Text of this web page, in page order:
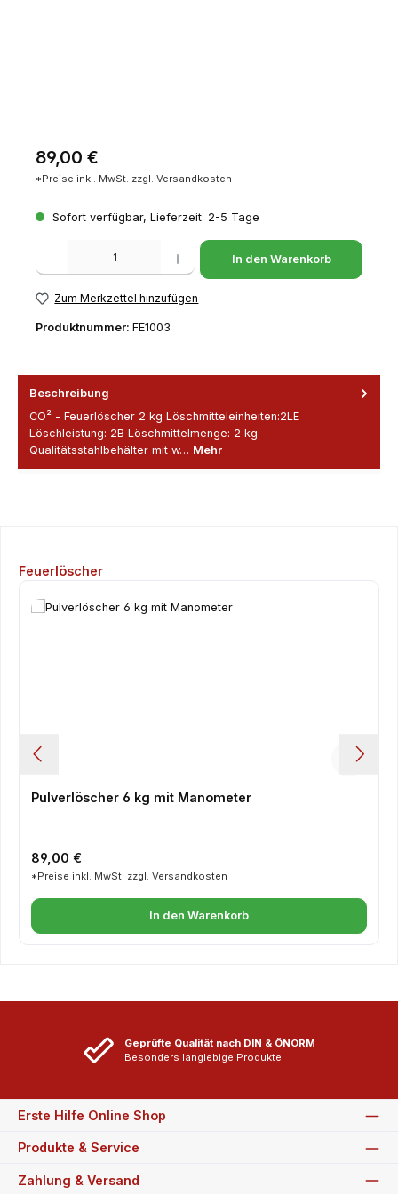
Regulärer Preis:
89,00 €
*Preise inkl. MwSt. zzgl. Versandkosten
Sofort verfügbar, Lieferzeit: 2-5 Tage
Produkt Anzahl: Gib den gewünschten Wert ein oder benutze die
In den Warenkorb
Zum Merkzettel hinzufügen
Produktnummer: FE1003
Beschreibung
CO² - Feuerlöscher 2 kg Löschmitteleinheiten:2LE
Löschleistung: 2B Löschmittelmenge: 2 kg
Qualitätsstahlbehälter mit w… Mehr
Produktgalerie überspringen
Feuerlöscher
Pulverlöscher 6 kg mit Manometer
Regulärer Preis:
89,00 €
*Preise inkl. MwSt. zzgl. Versandkosten
In den Warenkorb
Geprüfte Qualität nach DIN & ÖNORM
Besonders langlebige Produkte
Erste Hilfe Online Shop
Produkte & Service
Zahlung & Versand